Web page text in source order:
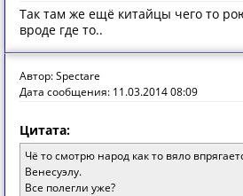
Так там же ещё китайцы чего то
вроде где то..
Автор: Spectare
Дата сообщения: 11.03.2014 08:09
Цитата:
Чё то смотрю народ как то вяло
Венесуэлу.
Все полегли уже?